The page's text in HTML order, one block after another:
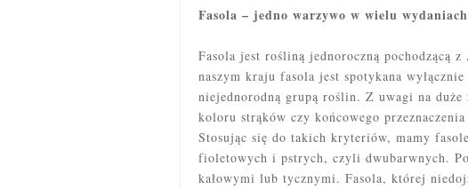
Fasola – jedno warzywo w wielu wydaniach
Fasola jest rośliną jednoroczną pochodzącą
naszym kraju fasola jest spotykana
niejednorodną grupą roślin. Z uwagi na
koloru strąków czy końcowego
Stosując się do takich kryteriów, mamy
fioletowych i pstrych, czyli dwubarwnych.
kałowymi lub tycznymi. Fasola, której